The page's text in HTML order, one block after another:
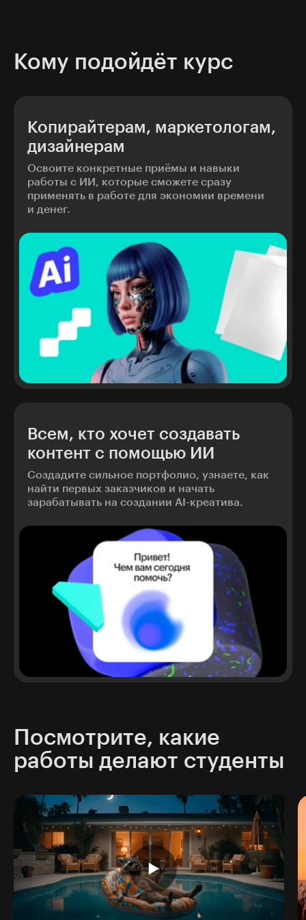
Кому подойдёт курс
Копирайтерам, маркетологам,
дизайнерам
Освоите конкретные приёмы и навыки
работы с ИИ, которые сможете сразу
применять в работе для экономии времени
и денег.
Всем, кто хочет создавать
контент с помощью ИИ
Создадите сильное портфолио, узнаете, как
найти первых заказчиков и начать
зарабатывать на создании AI-креатива.
Посмотрите, какие
работы делают студенты